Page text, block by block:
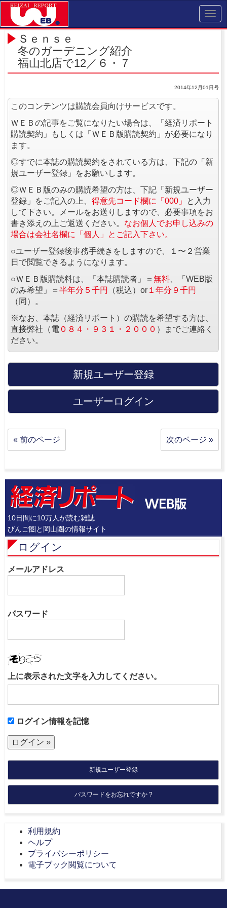
Ｓｅｎｓｅ
冬のガーデニング紹介
福山北店で12／６・７
2014年12月01日号
このコンテンツは購読会員向けサービスです。
ＷＥＢの記事をご覧になりたい場合は、「経済リポート
購読契約」もしくは「ＷＥＢ版購読契約」が必要になり
ます。
◎すでに本誌の購読契約をされている方は、下記の「新
規ユーザー登録」をお願いします。
◎ＷＥＢ版のみの購読希望の方は、下記「新規ユーザー
登録」をご記入の上、 得意先コード欄に「000」
と入力
して下さい。メールをお送りしますので、必要事項をお
書き添えの上ご返送ください。 なお個人でお申し込みの
場合は会社名欄に「個人」とご記入下さい。
○ユーザー登録後事務手続きをしますので、１〜２営業
日で閲覧できるようになります。
○ＷＥＢ版購読料は、「本誌購読者」＝ 無料 、「WEB版
のみ希望」＝ 半年分５千円 （税込）or １年分９千円
（同）。
※なお、本誌（経済リポート）の購読を希望する方は、
直接弊社（電 ０８４・９３１・２０００ ）までご連絡く
ださい。
新規ユーザー登録
ユーザーログイン
« 前のページ 次のページ »
10日間に10万人が読む雑誌
びんご圏と岡山圏の情報サイト
ログイン
メールアドレス
パスワード
上に表示された文字を入力してください。
ログイン情報を記憶
新規ユーザー登録
パスワードをお忘れですか ?
利用規約
ヘルプ
プライバシーポリシー
電子ブック閲覧について